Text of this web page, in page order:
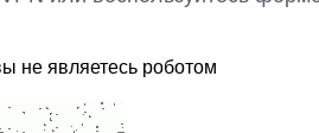
не являетесь роботом